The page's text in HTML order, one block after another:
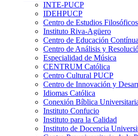
INTE-PUCP
IDEHPUCP
Centro de Estudios Filosóficos
Instituto Riva-Agüero
Centro de Educación Contínua
Centro de Análisis y
Especialidad de Música
CENTRUM Católica
Centro Cultural PUCP
Centro de Innovación y
Idiomas Católica
Conexión Bíblica
Instituto Confucio
Instituto para la Calidad
Instituto de Docencia